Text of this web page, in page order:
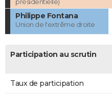
Philippe Fontana
Union de l'extrême droite
Participation au scrutin
Taux de participation